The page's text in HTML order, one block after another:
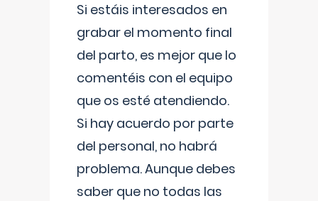
Si estáis interesados en
grabar el momento final
del parto, es mejor que lo
comentéis con el equipo
que os esté atendiendo.
Si hay acuerdo por parte
del personal, no habrá
problema. Aunque debes
saber que no todas las